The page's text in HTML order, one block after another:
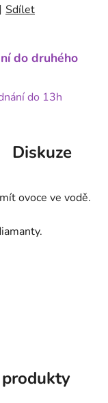
Sdílet
do druhého
do 13h
Diskuze
ovoce ve vodě.